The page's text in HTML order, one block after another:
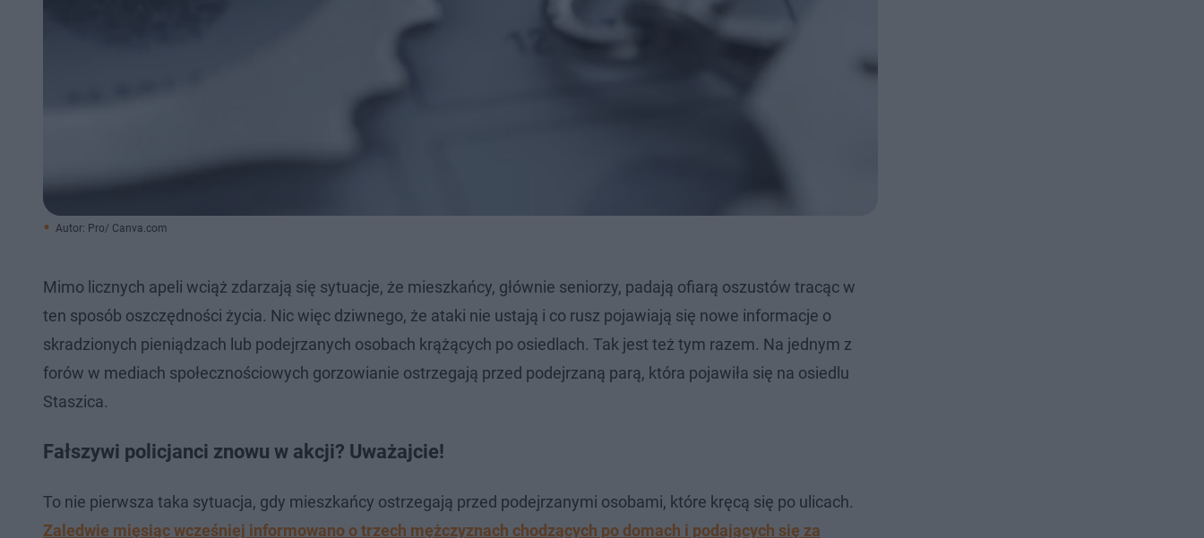
Autor: Pro/ Canva.com
Mimo licznych apeli wciąż zdarzają się sytuacje, że mieszkańcy, głównie seniorzy, padają ofiarą oszustów tracąc w
ten sposób oszczędności życia. Nic więc dziwnego, że ataki nie ustają i co rusz pojawiają się nowe informacje o
skradzionych pieniądzach lub podejrzanych osobach krążących po osiedlach. Tak jest też tym razem. Na jednym z
forów w mediach społecznościowych gorzowianie ostrzegają przed podejrzaną parą, która pojawiła się na osiedlu
Staszica.
Fałszywi policjanci znowu w akcji? Uważajcie!
To nie pierwsza taka sytuacja, gdy mieszkańcy ostrzegają przed podejrzanymi osobami, które kręcą się po ulicach.
Zaledwie mięsiąc wcześniej informowano o trzech mężczyznach chodzących po domach i podających się za